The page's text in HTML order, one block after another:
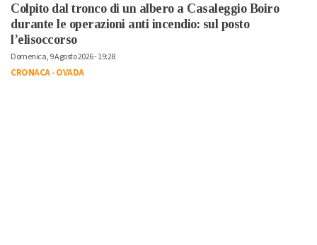
Colpito dal tronco di un albero a Casaleggio Boiro
durante le operazioni anti incendio: sul posto
l’elisoccorso
Domenica, 9 Agosto 2026 - 19:28
CRONACA-OVADA